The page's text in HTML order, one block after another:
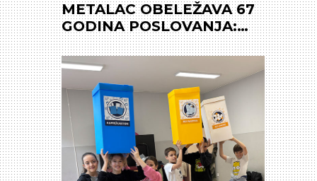
METALAC OBELEŽAVA 67
GODINA POSLOVANJA:
Dodatno penziono
osiguranje, jubilarne
nagrade, pozorišna
predstava